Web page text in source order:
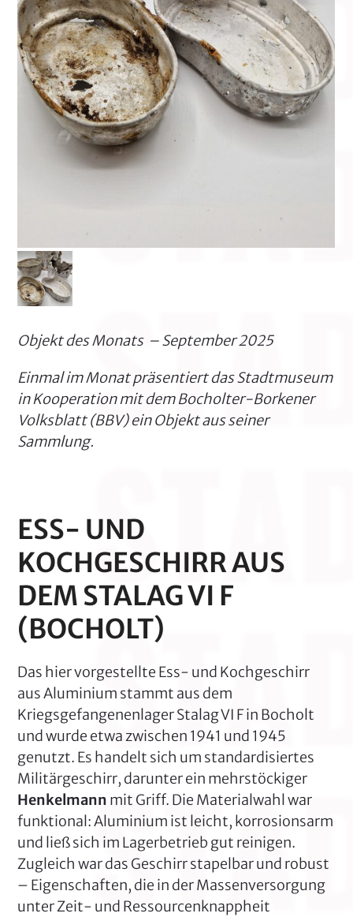
Objekt des Monats – September 2025
Einmal im Monat präsentiert das Stadtmuseum
in Kooperation mit dem Bocholter-Borkener
Volksblatt (BBV) ein Objekt aus seiner
Sammlung.
ESS- UND
KOCHGESCHIRR AUS
DEM STALAG VI F
(BOCHOLT)
Das hier vorgestellte Ess- und Kochgeschirr
aus Aluminium stammt aus dem
Kriegsgefangenenlager Stalag VI F in Bocholt
und wurde etwa zwischen 1941 und 1945
genutzt. Es handelt sich um standardisiertes
Militärgeschirr, darunter ein mehrstöckiger
Henkelmann mit Griff. Die Materialwahl war
funktional: Aluminium ist leicht, korrosionsarm
und ließ sich im Lagerbetrieb gut reinigen.
Zugleich war das Geschirr stapelbar und robust
– Eigenschaften, die in der Massenversorgung
unter Zeit- und Ressourcenknappheit